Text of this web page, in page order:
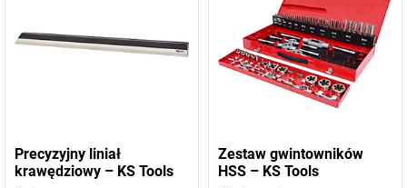
Precyzyjny liniał
krawędziowy – KS Tools
Zestaw gwintowników
HSS – KS Tools